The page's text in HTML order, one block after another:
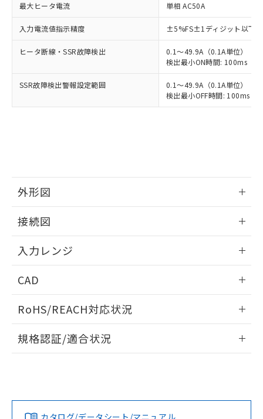
最大ヒータ電流 単相 AC50A
入力電流値指示精度 ±5%FS±1ディジット以下
ヒータ断線・SSR故障検出
0.1～49.9A（0.1A単位）
検出最小ON時間: 100ms（
SSR故障検出警報設定範囲
0.1～49.9A（0.1A単位）
検出最小OFF時間: 100ms（
外形図
接続図
入力レンジ
CAD
ドすることができます。
ログイン/会員登録
ダウンロードデータをご利用いただく前に、以下を必ずお読
みください。
RoHS/REACH対応状況
EU RoHS 注意事項・凡例
規格認証/適合状況
カタログ/データシート/マニュアル